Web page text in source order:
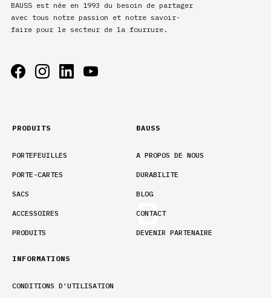
BAUSS est née en 1993 du besoin de partager
avec tous notre passion et notre savoir-
faire pour le secteur de la fourrure.
PRODUITS
PORTEFEUILLES
PORTE-CARTES
SACS
ACCESSOIRES
PRODUITS
BAUSS
A PROPOS DE NOUS
DURABILITE
BLOG
CONTACT
DEVENIR PARTENAIRE
INFORMATIONS
CONDITIONS D'UTILISATION